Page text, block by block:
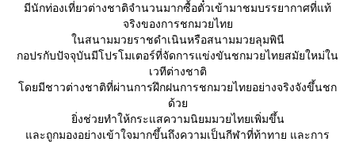
มีนักท่องเที่ยวต่างชาติจำนวนมากซื้อตั๋วเข้ามาชมบรรยากาศที่แท้
จริงของการชกมวยไท
นสนามมวยราชดำเนินหรือสนามมวยลุมพินี
กอปรกับปัจจุบันมีโปรโมเตอร์ที่จัดการแข่งขันชกมวยไทยสมัยใหม่ใน
เวทีต่างชาติ
ดยมีชาวต่างชาติที่ผ่านการฝึกฝนการชกมวยไทยอย่างจริงจังขึ้นชก
ด้ว
ิ่งช่วยทำให้กระแสความนิยมมวยไทยเพิ่มขึ้น
ละถูกมองอย่างเข้าใจมากขึ้นถึงความเป็นกีฬาที่ท้าทาย และการ